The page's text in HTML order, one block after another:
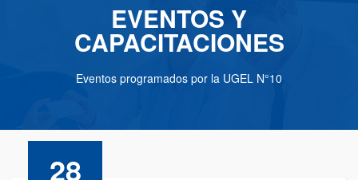
EVENTOS Y
CAPACITACIONES
Eventos programados por la UGEL N°10
28